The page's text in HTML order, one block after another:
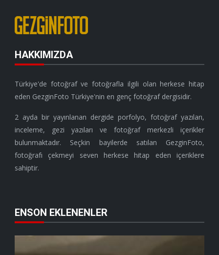
HAKKIMIZDA
Türkiye'de fotoğraf ve fotoğrafla ilgili olan herkese hitap
eden GezginFoto Türkiye'nin en genç fotoğraf dergisidir.
2 ayda bir yayınlanan dergide porfolyo, fotoğraf yazıları,
inceleme, gezi yazıları ve fotoğraf merkezli içerikler
bulunmaktadır. Seçkin bayilerde satılan GezginFoto,
fotoğrafı çekmeyi seven herkese hitap eden içeriklere
sahiptir.
ENSON EKLENENLER